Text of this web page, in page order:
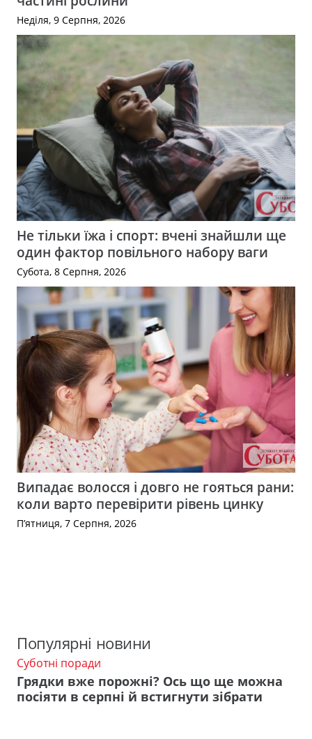
Неділя, 9 Серпня, 2026
Не тільки їжа і спорт: вчені знайшли ще
один фактор повільного набору ваги
Субота, 8 Серпня, 2026
Випадає волосся і довго не гояться рани:
коли варто перевірити рівень цинку
П’ятниця, 7 Серпня, 2026
Популярні новини
Суботні поради
Грядки вже порожні? Ось що ще можна
посіяти в серпні й встигнути зібрати